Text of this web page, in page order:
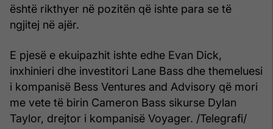
është rikthyer në pozitën që ishte para se të
ngjitej në ajër.
E pjesë e ekuipazhit ishte edhe Evan Dick,
inxhinieri dhe investitori Lane Bass dhe themeluesi
i kompanisë Bess Ventures and Advisory që mori
me vete të birin Cameron Bass sikurse Dylan
Taylor, drejtor i kompanisë Voyager. /Telegrafi/